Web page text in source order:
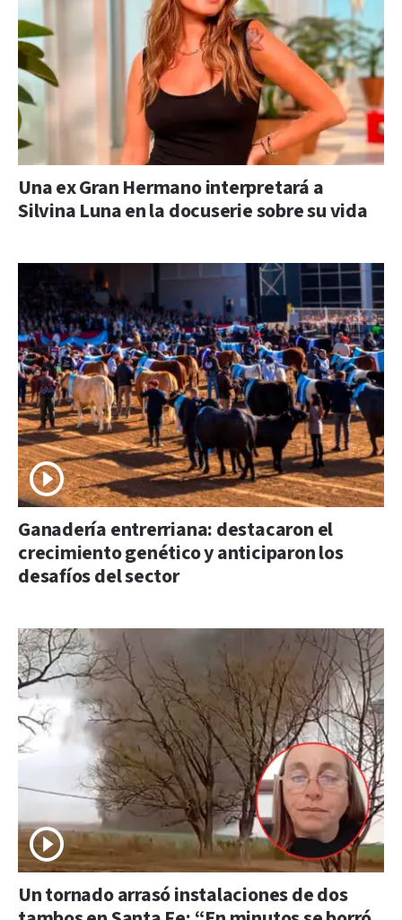
Una ex Gran Hermano interpretará a
Silvina Luna en la docuserie sobre su vida
Ganadería entrerriana: destacaron el
crecimiento genético y anticiparon los
desafíos del sector
Un tornado arrasó instalaciones de dos